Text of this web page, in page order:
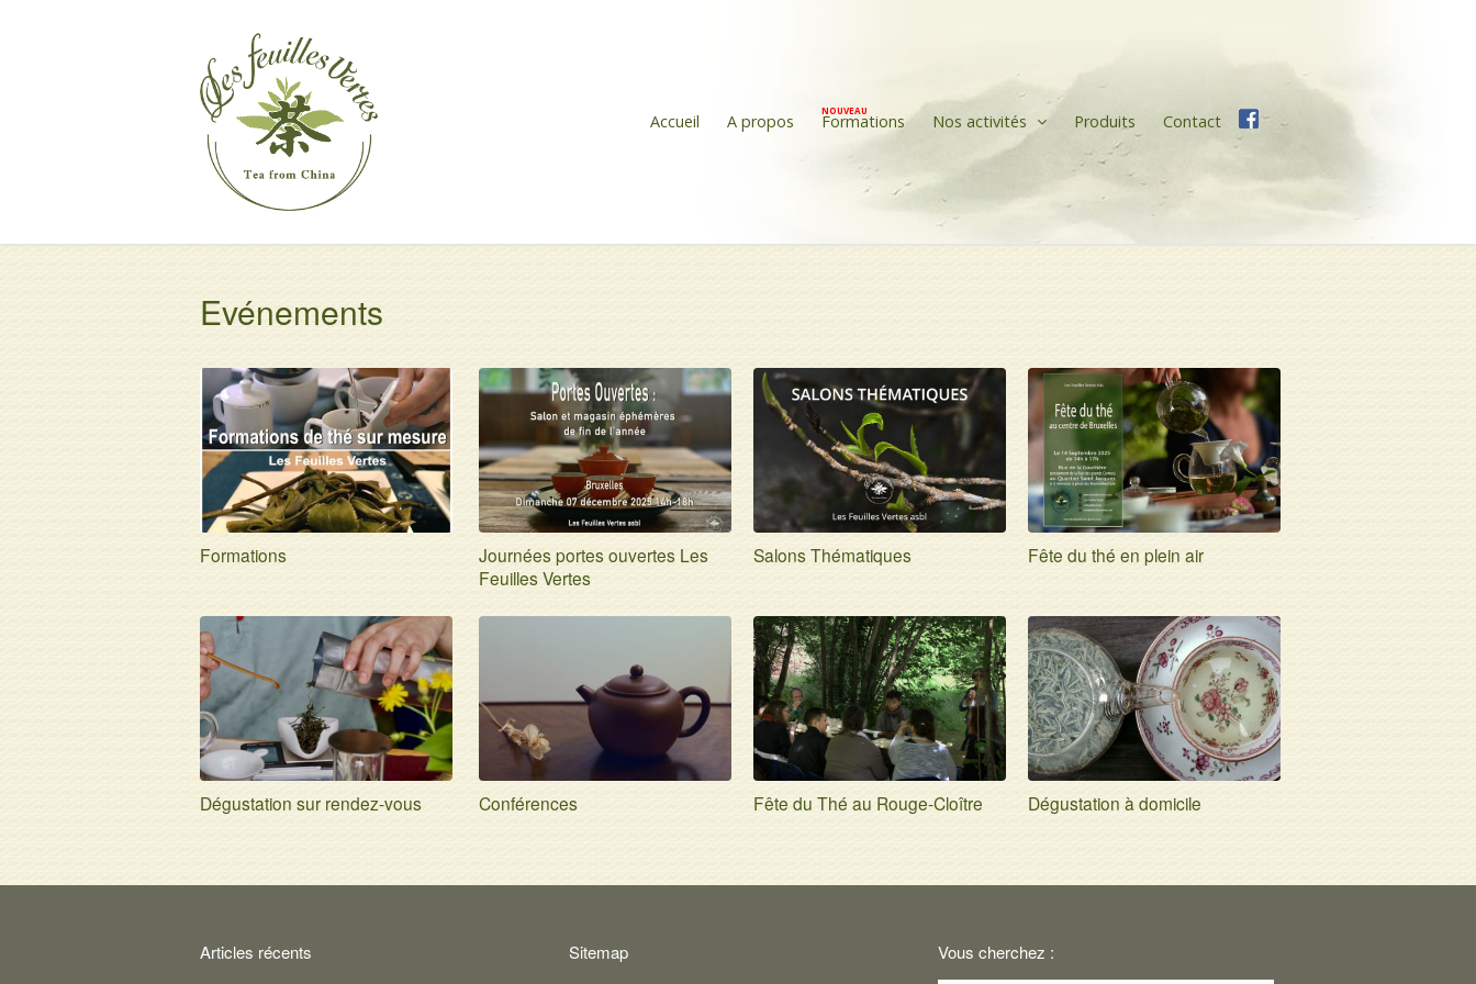
Accueil A propos Formations Nos activités Produits Contact Facebook
Evénements
Formations
Journées portes ouvertes Les
Feuilles Vertes
Salons Thématiques Fête du thé en plein air
Dégustation sur rendez-vous Conférences Fête du Thé au Rouge-Cloître Dégustation à domicile
Articles récents Sitemap Vous cherchez :